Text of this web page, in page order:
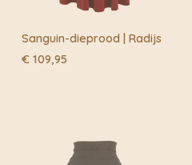
Sanguin-dieprood | Radijs
€ 109,95